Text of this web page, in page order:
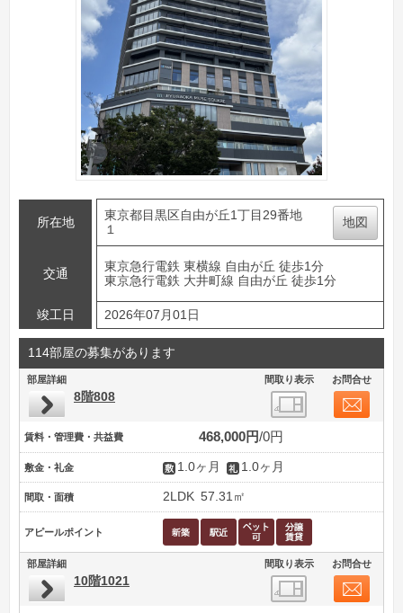
所在地
東京都目黒区自由が丘1丁目29番地
１
地図
交通
東京急行電鉄 東横線 自由が丘 徒歩1分
東京急行電鉄 大井町線 自由が丘 徒歩1分
竣工日 2026年07月01日
114部屋の募集があります
部屋詳細 間取り表示 お問合せ
8階808
賃料・管理費・共益費 468,000円 0円
敷金・礼金 1.0ヶ月 1.0ヶ月
間取・面積 2LDK 57.31㎡
アピールポイント
部屋詳細 間取り表示 お問合せ
10階1021